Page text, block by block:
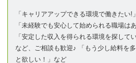
「キャリアアップできる環境で働きたい!」
「未経験でも安心して始められる職場は
「安定した収入を得られる環境を探して
など、ご相談も歓迎♪ 「もう少し給料を
と欲しい！」など